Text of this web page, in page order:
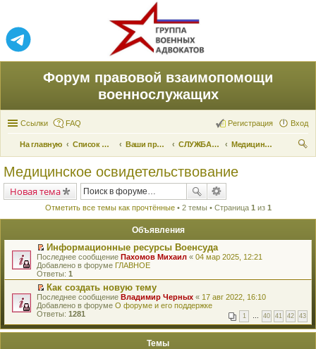
Форум правовой взаимопомощи
военнослужащих
Ссылки FAQ Вход
Регистрация
На главную Список форумов Ваши права и их реализация СЛУЖБА ПО ПРИЗЫВУ
Медицинское освидетельствование
Медицинское освидетельствование
Новая тема
Отметить все темы как прочтённые• 2 темы • Страница 1 из 1
Объявления
П
е
р
е
й
т
и
к
е
Информационные ресурсы Военсуда
Последнее сообщение Пахомов Михаил « 04 мар 2025, 12:21
Добавлено в форуме ГЛАВНОЕ
Ответы: 1
П
е
р
й
Как создать новую тему
Последнее сообщение Владимир Черных « 17 авг 2022, 16:10
Добавлено в форуме О форуме и его поддержке
Ответы: 1281 1 … 40 41 42 43
Темы